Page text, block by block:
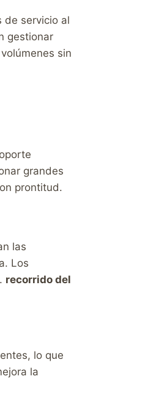
de servicio al
gestionar
sin
grandes
prontitud.
las
Los
recorrido del
lo que
la